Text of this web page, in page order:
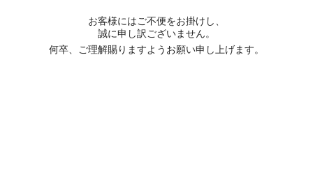
お客様にはご不便をお掛けし、
誠に申し訳ございません。
何卒、ご理解賜りますようお願い申し上げます。